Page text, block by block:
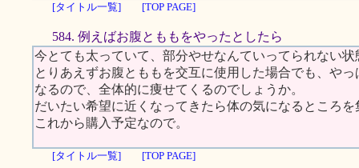
[タイトル一覧]
[TOP PAGE]
584. 例えばお腹とももをやったとしたら
今とても太っていて、部分やせなんていってられない状
とりあえずお腹とももを交互に使用した場合でも、や
なるので、全体的に痩せてくるのでしょうか。
だいたい希望に近くなってきたら体の気になるところ
これから購入予定なので。
[タイトル一覧] [TOP PAGE]